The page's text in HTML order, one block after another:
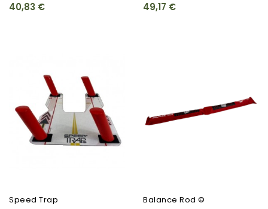
40,83 € 49,17 €
Speed Trap Balance Rod ©